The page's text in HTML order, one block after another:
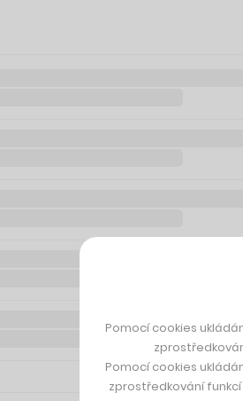
Pomocí cookies
Pomocí cookies
zprostředkování